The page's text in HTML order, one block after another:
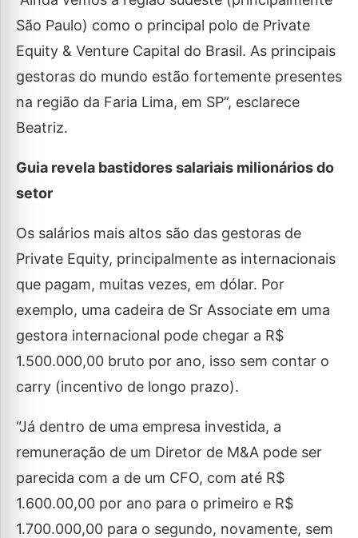
São Paulo) como o principal polo de Private
Equity & Venture Capital do Brasil. As principais
gestoras do mundo estão fortemente presentes
na região da Faria Lima, em SP”, esclarece
Beatriz.
Guia revela bastidores salariais milionários do
setor
Os salários mais altos são das gestoras de
Private Equity, principalmente as internacionais
que pagam, muitas vezes, em dólar. Por
exemplo, uma cadeira de Sr Associate em uma
gestora internacional pode chegar a R$
1.500.000,00 bruto por ano, isso sem contar o
carry (incentivo de longo prazo).
“Já dentro de uma empresa investida, a
remuneração de um Diretor de M&A pode ser
parecida com a de um CFO, com até R$
1.600.00,00 por ano para o primeiro e R$
1.700.000,00 para o segundo, novamente, sem